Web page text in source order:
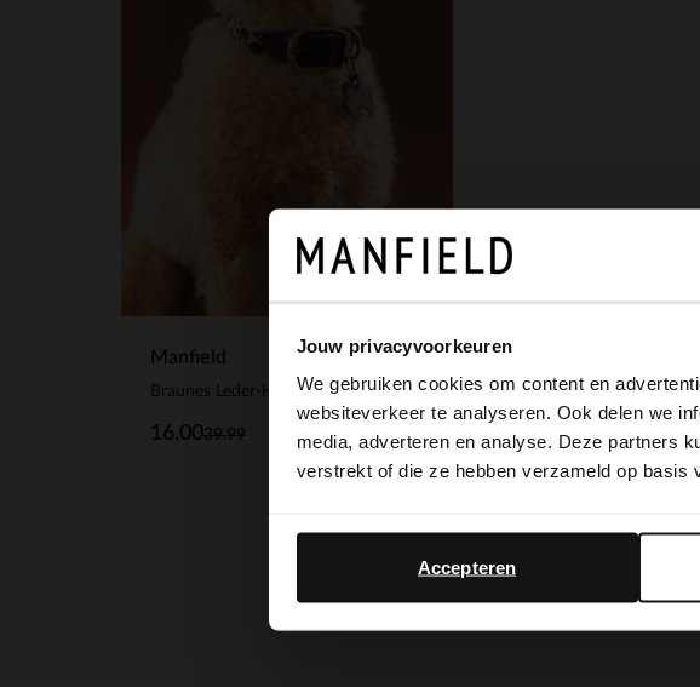
Jouw privacyvoorkeuren
We gebruiken cookies om content en
websiteverkeer te analyseren. Ook delen we
media, adverteren en analyse. Deze partners
verstrekt of die ze hebben verzameld op basis
Accepteren
Manfield
Braunes Leder-Hundehalsband mit Leoprint - S/M/L
39.99
16.00
It looks like your